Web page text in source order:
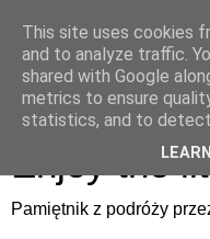
Enjoy the
Pamiętnik z podróży
Enjoy the
Pamiętnik z podróży
This site uses cookies
and to analyze traffic.
shared with Google
metrics to ensure
statistics, and to detect